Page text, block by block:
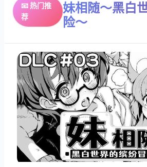
📧 热门推
荐
妹相随～黑白
险～